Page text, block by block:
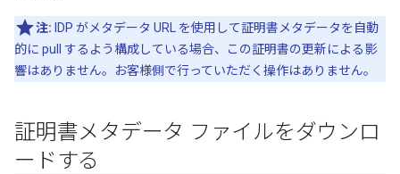
注: IDP がメタデータ URL を使用して証明書メタデータを自動
的に pull するよう構成している場合、この証明書の更新による影
響はありません。お客様側で行っていただく操作はありません。
証明書メタデータ ファイルをダウンロ
ードする